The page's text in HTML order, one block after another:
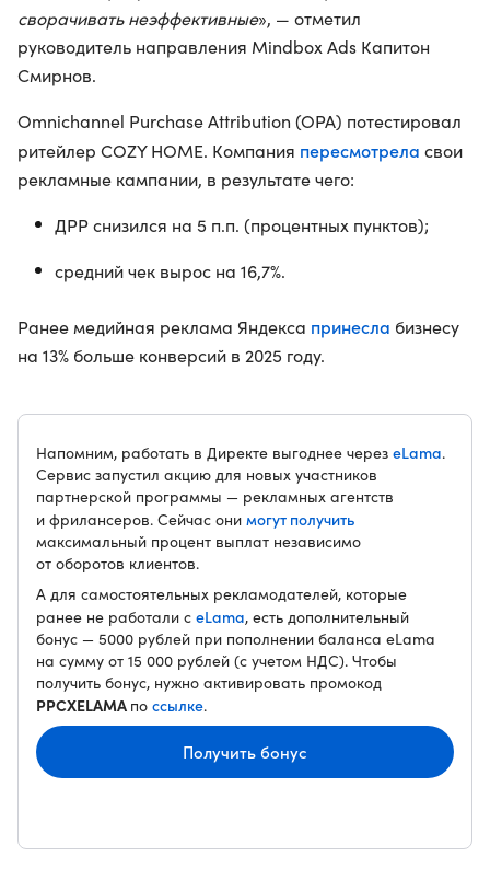
сворачивать неэффективные», — отметил
руководитель направления Mindbox Ads Капитон
Смирнов.
Omnichannel Purchase Attribution (OPA) потестировал
ритейлер COZY HOME. Компания пересмотрела свои
рекламные кампании, в результате чего:
ДРР снизился на 5 п.п. (процентных пунктов);
средний чек вырос на 16,7%.
Ранее медийная реклама Яндекса принесла бизнесу
на 13% больше конверсий в 2025 году.
Напомним, работать в Директе выгоднее через eLama.
Сервис запустил акцию для новых участников
партнерской программы — рекламных агентств
и фрилансеров. Сейчас они могут получить
максимальный процент выплат независимо
от оборотов клиентов.
А для самостоятельных рекламодателей, которые
ранее не работали с eLama, есть дополнительный
бонус — 5000 рублей при пополнении баланса eLama
на сумму от 15 000 рублей (с учетом НДС). Чтобы
получить бонус, нужно активировать промокод
PPCXELAMA по ссылке.
Получить бонус